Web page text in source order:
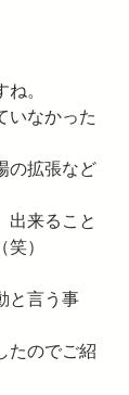
。
いなかった
の拡張など
出来ること
）
と言う事
たのでご紹